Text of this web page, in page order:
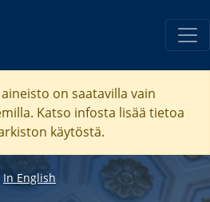
on saatavilla vain
Katso infosta lisää tietoa
käytöstä.
In English